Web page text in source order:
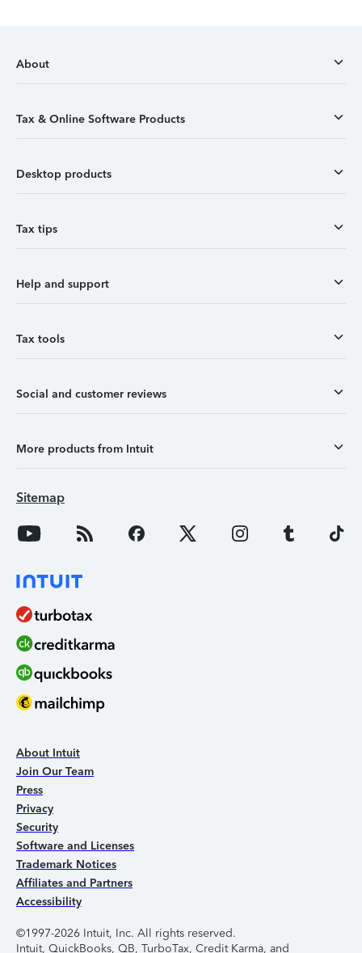
About
Tax & Online Software Products
Desktop products
Tax tips
Help and support
Tax tools
Social and customer reviews
More products from Intuit
Sitemap
About Intuit
Join Our Team
Press
Privacy
Security
Software and Licenses
Trademark Notices
Affiliates and Partners
Accessibility
©1997-2026 Intuit, Inc. All rights reserved.
Intuit, QuickBooks, QB, TurboTax, Credit Karma, and